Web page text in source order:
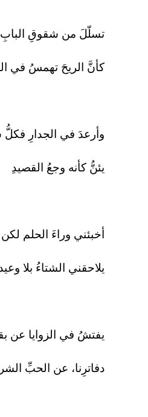
تسلّلَ من شقوقِ
كأنَّ الريحَ تهمسُ في
وأرعدَ في الجدارِ
يئنُّ كأنه وجعُ القصيدِ
أخبئني وراءَ الحلم لكن
يلاحقني الشتاءُ بلا
يفتشُ في الزوايا عن
دفاترِنا، عن الحبِّ